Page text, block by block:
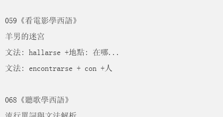
059《看電影學西語》
羊男的迷宮
文法: hallarse +地點: 在哪...
文法: encontrarse + con +人
068《聽歌學西語》